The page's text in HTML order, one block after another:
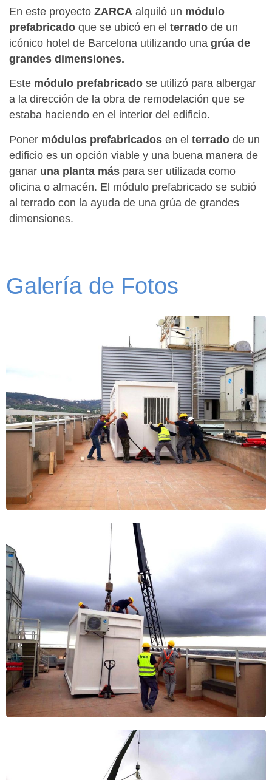
En este proyecto ZARCA alquiló un módulo
prefabricado que se ubicó en el terrado de un
icónico hotel de Barcelona utilizando una grúa de
grandes dimensiones.
Este módulo prefabricado se utilizó para albergar
a la dirección de la obra de remodelación que se
estaba haciendo en el interior del edificio.
Poner módulos prefabricados en el terrado de un
edificio es un opción viable y una buena manera de
ganar una planta más para ser utilizada como
oficina o almacén. El módulo prefabricado se subió
al terrado con la ayuda de una grúa de grandes
dimensiones.
Galería de Fotos